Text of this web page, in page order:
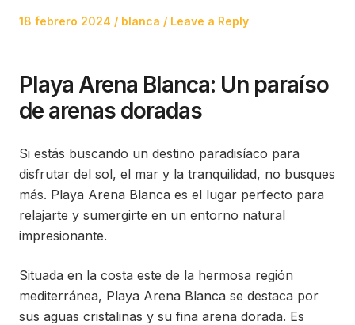
Posted
18 febrero 2024
Posted
blanca Leave a Reply
Playa Arena Blanca: Un paraíso
de arenas doradas
Si estás buscando un destino paradisíaco para
disfrutar del sol, el mar y la tranquilidad, no busques
más. Playa Arena Blanca es el lugar perfecto para
relajarte y sumergirte en un entorno natural
impresionante.
Situada en la costa este de la hermosa región
mediterránea, Playa Arena Blanca se destaca por
sus aguas cristalinas y su fina arena dorada. Es